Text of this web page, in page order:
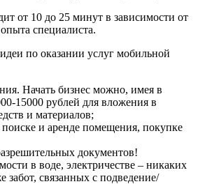
от 10 до 25 минут в зависимости от
специалиста.
по оказании услуг мобильной
Начать бизнес можно, имея в
15000 рублей для вложения в
и материалов;
и аренде помещения, покупке
документов!
в воде, электричестве – никаких
забот, связанных с подведение/